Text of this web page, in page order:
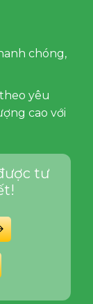
chóng,
yêu
cao với
tư